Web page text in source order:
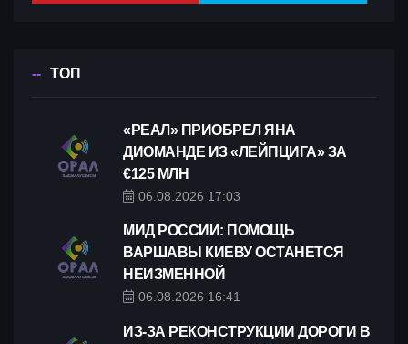
ТОП
«РЕАЛ» ПРИОБРЕЛ ЯНА
ДИОМАНДЕ ИЗ «ЛЕЙПЦИГА» ЗА
€125 МЛН
06.08.2026 17:03
МИД РОССИИ: ПОМОЩЬ
ВАРШАВЫ КИЕВУ ОСТАНЕТСЯ
НЕИЗМЕННОЙ
06.08.2026 16:41
ИЗ-ЗА РЕКОНСТРУКЦИИ ДОРОГИ В